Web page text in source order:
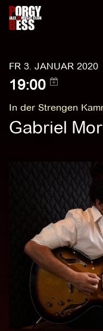
FR 3. JANUAR 2020
19:00
In der Strengen
Gabriel